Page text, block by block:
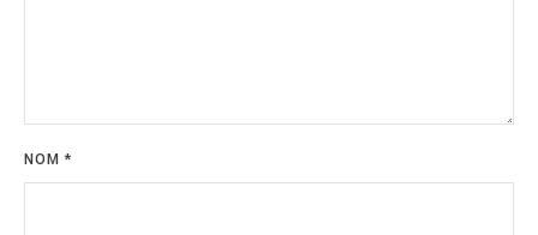
NOM*